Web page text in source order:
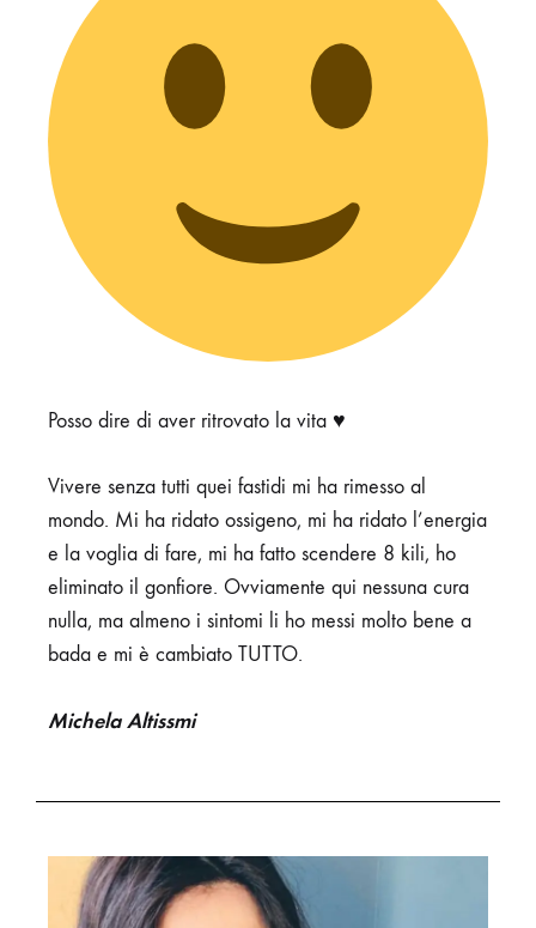
Posso dire di aver ritrovato la vita ♥️
Vivere senza tutti quei fastidi mi ha rimesso al
mondo. Mi ha ridato ossigeno, mi ha ridato l’energia
e la voglia di fare, mi ha fatto scendere 8 kili, ho
eliminato il gonfiore. Ovviamente qui nessuna cura
nulla, ma almeno i sintomi li ho messi molto bene a
bada e mi è cambiato TUTTO.
Michela Altissmi